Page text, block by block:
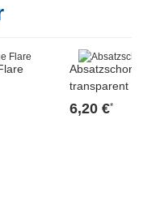
transparent
6,20 €*